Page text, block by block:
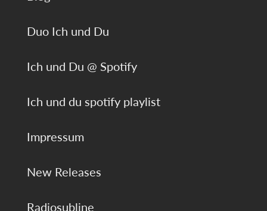
Duo Ich und Du
Ich und Du @ Spotify
Ich und du spotify playlist
Impressum
New Releases
Radiosubline